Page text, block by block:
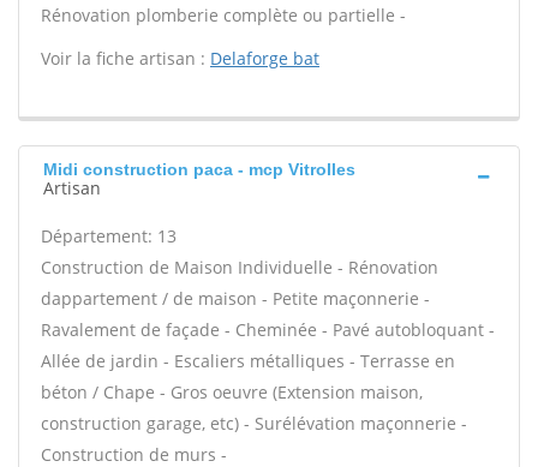
Rénovation plomberie complète ou partielle -
Voir la fiche artisan : Delaforge bat
Midi construction paca - mcp Vitrolles
Artisan
Département: 13
Construction de Maison Individuelle - Rénovation
dappartement / de maison - Petite maçonnerie -
Ravalement de façade - Cheminée - Pavé autobloquant -
Allée de jardin - Escaliers métalliques - Terrasse en
béton / Chape - Gros oeuvre (Extension maison,
construction garage, etc) - Surélévation maçonnerie -
Construction de murs -